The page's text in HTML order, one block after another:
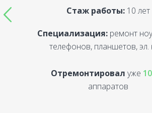
Стаж работы:10 лет
Специализация:ремонт
телефонов, планшетов, эл.
Отремонтировал уже
аппаратов